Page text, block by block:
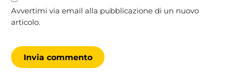
Avvertimi via email alla pubblicazione di un nuovo
articolo.